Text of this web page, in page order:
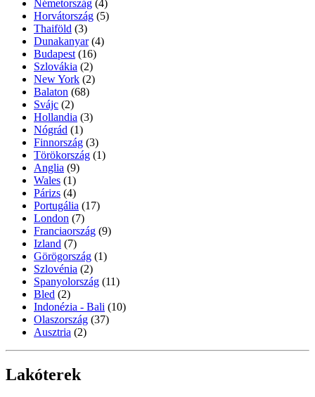
Németország (4)
Horvátország (5)
Thaiföld (3)
Dunakanyar (4)
Budapest (16)
Szlovákia (2)
New York (2)
Balaton (68)
Svájc (2)
Hollandia (3)
Nógrád (1)
Finnország (3)
Törökország (1)
Anglia (9)
Wales (1)
Párizs (4)
Portugália (17)
London (7)
Franciaország (9)
Izland (7)
Görögország (1)
Szlovénia (2)
Spanyolország (11)
Bled (2)
Indonézia - Bali (10)
Olaszország (37)
Ausztria (2)
Lakóterek